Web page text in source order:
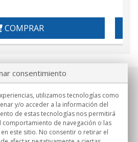
COMPRAR
consentimiento
utilizamos tecnologías como
y/o acceder a la información del
de estas tecnologías nos permitirá
de navegación o las
este sitio. No consentir o retirar el